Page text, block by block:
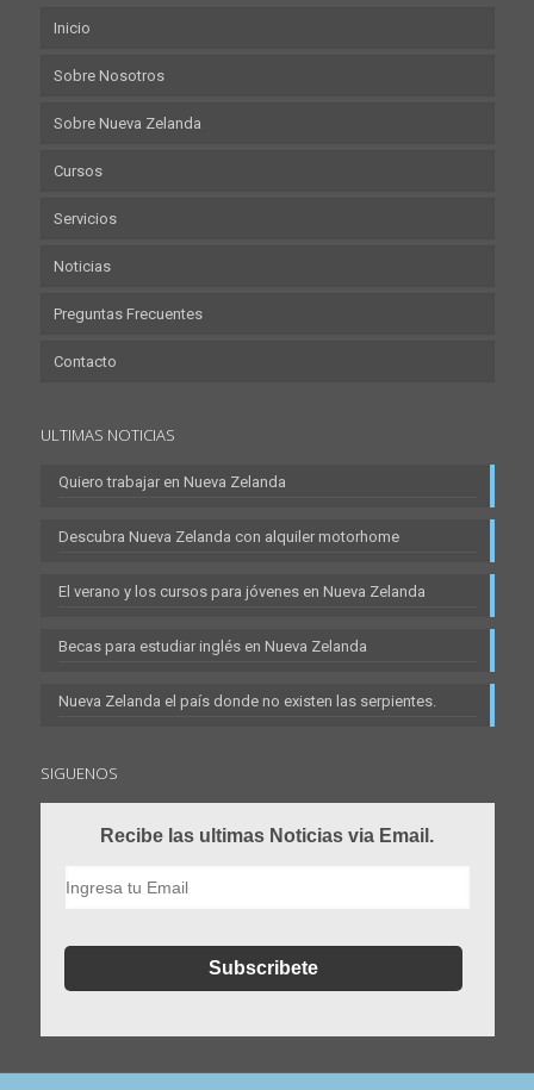
Inicio
Sobre Nosotros
Sobre Nueva Zelanda
Cursos
Servicios
Noticias
Preguntas Frecuentes
Contacto
ULTIMAS NOTICIAS
Quiero trabajar en Nueva Zelanda
Descubra Nueva Zelanda con alquiler motorhome
El verano y los cursos para jóvenes en Nueva Zelanda
Becas para estudiar inglés en Nueva Zelanda
Nueva Zelanda el país donde no existen las serpientes.
SIGUENOS
Recibe las ultimas Noticias via Email.